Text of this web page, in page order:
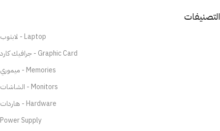
التصنيفات
لابتوب - Laptop
جرافيك كارد - Graphic Card
ميموري - Memories
الشاشات - Monitors
هاردات - Hardware
Power Supply